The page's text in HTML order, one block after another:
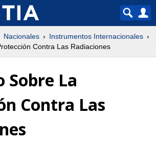
Nacionales
Instrumentos Internacionales
Contra Las Radiaciones
Sobre La
Contra Las